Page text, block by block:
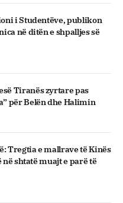
i Studentëve, publikon
në ditën e shpalljes së
Tiranës zyrtare pas
për Belën dhe Halimin
Tregtia e mallrave të Kinës
shtatë muajt e parë të